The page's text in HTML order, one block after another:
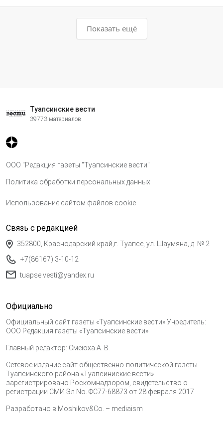
Показать ещё
Туапсинские вести
39773 материалов
ООО "Редакция газеты "Туапсинские вести"
Политика обработки персональных данных
Использование сайтом файлов cookie
Связь с редакцией
352800, Краснодарский край,г. Туапсе, ул. Шаумяна, д. № 2
+7(86167) 3-10-12
tuapse.vesti@yandex.ru
Официально
Официальный сайт газеты «Туапсинские вести» Учредитель:
ООО Редакция газеты «Туапсинские вести»
Главный редактор: Смеюха А. В.
Сетевое издание сайт общественно-политической газеты
Туапсинского района «Туапсиниские вести»
зарегистрировано Роскомнадзором, свидетельство о
регистрации СМИ Эл No. ФС77-68873 от 28 февраля 2017
Разработано в Moshikov&Co. – mediaism